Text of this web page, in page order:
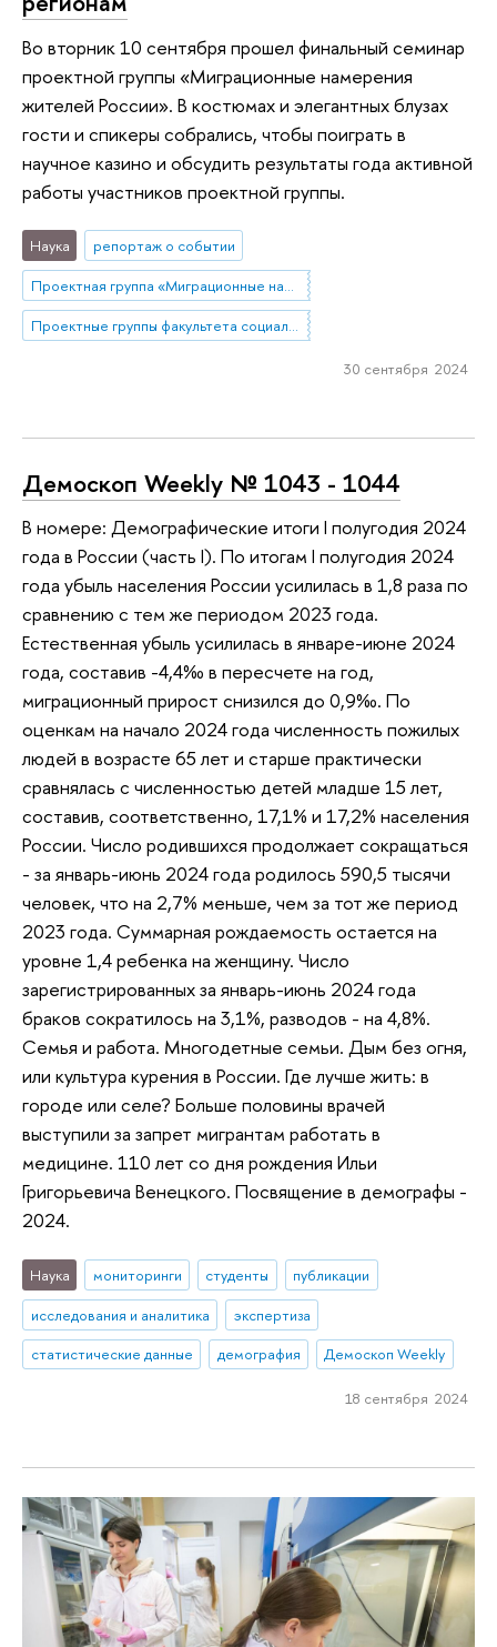
Во вторник 10 сентября прошел финальный семинар
проектной группы «Миграционные намерения
жителей России». В костюмах и элегантных блузах
гости и спикеры собрались, чтобы поиграть в
научное казино и обсудить результаты года активной
работы участников проектной группы.
Наука
репортаж о событии
Проектная группа «Миграционные намерения жителей России (по данным анкетного опроса в 9 регионах)»
Проектные группы факультета социальных наук
30 сентября 2024
Демоскоп Weekly № 1043 - 1044
В номере: Демографические итоги I полугодия 2024
года в России (часть I). По итогам I полугодия 2024
года убыль населения России усилилась в 1,8 раза по
сравнению с тем же периодом 2023 года.
Естественная убыль усилилась в январе-июне 2024
года, составив -4,4‰ в пересчете на год,
миграционный прирост снизился до 0,9‰. По
оценкам на начало 2024 года численность пожилых
людей в возрасте 65 лет и старше практически
сравнялась с численностью детей младше 15 лет,
составив, соответственно, 17,1% и 17,2% населения
России. Число родившихся продолжает сокращаться
- за январь-июнь 2024 года родилось 590,5 тысячи
человек, что на 2,7% меньше, чем за тот же период
2023 года. Суммарная рождаемость остается на
уровне 1,4 ребенка на женщину. Число
зарегистрированных за январь-июнь 2024 года
браков сократилось на 3,1%, разводов - на 4,8%.
Семья и работа. Многодетные семьи. Дым без огня,
или культура курения в России. Где лучше жить: в
городе или селе? Больше половины врачей
выступили за запрет мигрантам работать в
медицине. 110 лет со дня рождения Ильи
Григорьевича Венецкого. Посвящение в демографы -
2024.
Наука мониторинги студенты
публикации
исследования и аналитика
экспертиза
статистические данные
демография Демоскоп Weekly
18 сентября 2024